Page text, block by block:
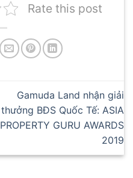
Rate this post
Gamuda Land nhận giải
thưởng BĐS Quốc Tế: ASIA
PROPERTY GURU AWARDS
2019